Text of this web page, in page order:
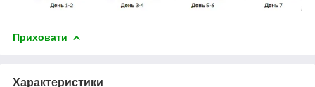
Приховати
Характеристики